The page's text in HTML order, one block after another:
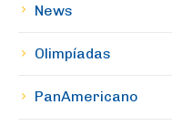
News
Olimpíadas
PanAmericano